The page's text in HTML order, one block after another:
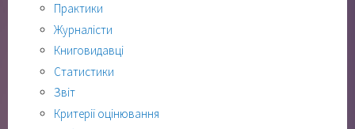
Практики
Журналісти
Книговидавці
Статистики
Звіт
Критерії оцінювання